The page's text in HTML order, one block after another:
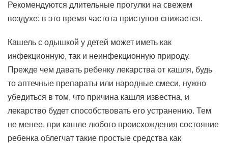
Рекомендуются длительные прогулки на свежем
воздухе: в это время частота приступов снижается.
Кашель с одышкой у детей может иметь как
инфекционную, так и неинфекционную природу.
Прежде чем давать ребенку лекарства от кашля, будь
то аптечные препараты или народные смеси, нужно
убедиться в том, что причина кашля известна, и
лекарство будет способствовать его устранению. Тем
не менее, при кашле любого происхождения состояние
ребенка облегчат такие простые средства как